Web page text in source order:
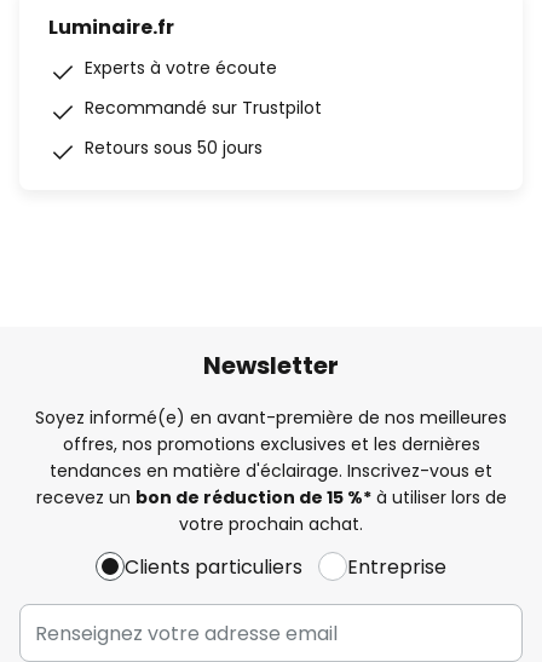
Luminaire.fr
Experts à votre écoute
Recommandé sur Trustpilot
Retours sous 50 jours
Newsletter
Soyez informé(e) en avant-première de nos meilleures
offres, nos promotions exclusives et les dernières
tendances en matière d'éclairage. Inscrivez-vous et
recevez un bon de réduction de 15 %*à utiliser lors de
votre prochain achat.
Clients particuliers Entreprise